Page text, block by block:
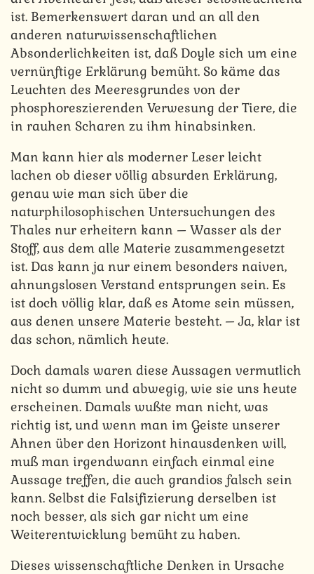
ist. Bemerkenswert daran und an all den
anderen naturwissenschaftlichen
Absonderlichkeiten ist, daß Doyle sich um eine
vernünftige Erklärung bemüht. So käme das
Leuchten des Meeresgrundes von der
phosphoreszierenden Verwesung der Tiere, die
in rauhen Scharen zu ihm hinabsinken.
Man kann hier als moderner Leser leicht
lachen ob dieser völlig absurden Erklärung,
genau wie man sich über die
naturphilosophischen Untersuchungen des
Thales nur erheitern kann – Wasser als der
Stoff, aus dem alle Materie zusammengesetzt
ist. Das kann ja nur einem besonders naiven,
ahnungslosen Verstand entsprungen sein. Es
ist doch völlig klar, daß es Atome sein müssen,
aus denen unsere Materie besteht. – Ja, klar ist
das schon, nämlich heute.
Doch damals waren diese Aussagen vermutlich
nicht so dumm und abwegig, wie sie uns heute
erscheinen. Damals wußte man nicht, was
richtig ist, und wenn man im Geiste unserer
Ahnen über den Horizont hinausdenken will,
muß man irgendwann einfach einmal eine
Aussage treffen, die auch grandios falsch sein
kann. Selbst die Falsifizierung derselben ist
noch besser, als sich gar nicht um eine
Weiterentwicklung bemüht zu haben.
Dieses wissenschaftliche Denken in Ursache